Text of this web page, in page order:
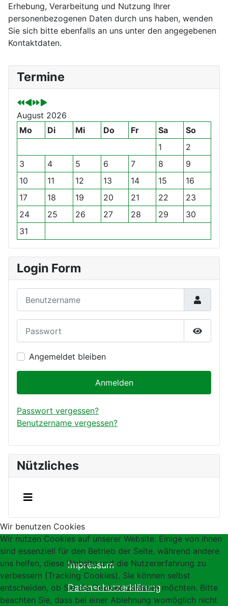
Erhebung, Verarbeitung und Nutzung Ihrer
personenbezogenen Daten durch uns haben, wenden
Sie sich bitte ebenfalls an uns unter den angegebenen
Kontaktdaten.
Termine
V
o
r
h
e
i
g
e
s
J
a
h
r
V
o
r
h
e
r
i
g
r
M
o
n
a
t
N
ä
c
h
s
e
s
h
N
ä
c
h
s
e
s
n
August 2026
Mo
Di Mi Do Fr Sa
So
1
2
3
4 5 6 7 8
9
10
11 12 13 14 15
16
17
18 19 20 21 22
23
24
25 26 27 28 29
30
31
Login Form
Angemeldet bleiben
Anmelden
Passwort vergessen?
Benutzername vergessen?
Nützliches
Impressum
Datenschutzerklärung
Wir benutzen Cookies
Wir nutzen Cookies auf unserer Website. Einige von ihnen
sind essenziell für den Betrieb der Seite, während andere
uns helfen, diese Website und die Nutzererfahrung zu
verbessern (Tracking Cookies). Sie können selbst
entscheiden, ob Sie die Cookies zulassen möchten. Bitte
beachten Sie, dass bei einer Ablehnung womöglich nicht